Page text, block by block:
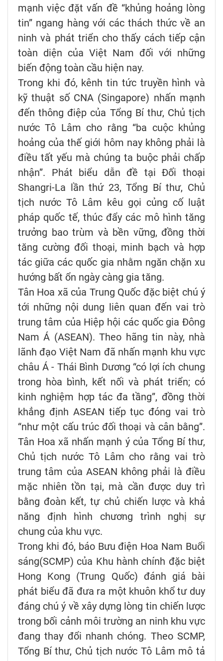
mạnh việc đặt vấn đề “khủng hoảng lòng
tin” ngang hàng với các thách thức về an
ninh và phát triển cho thấy cách tiếp cận
toàn diện của Việt Nam đối với những
biến động toàn cầu hiện nay.
Trong khi đó, kênh tin tức truyền hình và
kỹ thuật số CNA (Singapore) nhấn mạnh
đến thông điệp của Tổng Bí thư, Chủ tịch
nước Tô Lâm cho rằng “ba cuộc khủng
hoảng của thế giới hôm nay không phải là
điều tất yếu mà chúng ta buộc phải chấp
nhận”. Phát biểu dẫn đề tại Đối thoại
Shangri-La lần thứ 23, Tổng Bí thư, Chủ
tịch nước Tô Lâm kêu gọi củng cố luật
pháp quốc tế, thúc đẩy các mô hình tăng
trưởng bao trùm và bền vững, đồng thời
tăng cường đối thoại, minh bạch và hợp
tác giữa các quốc gia nhằm ngăn chặn xu
hướng bất ổn ngày càng gia tăng.
Tân Hoa xã của Trung Quốc đặc biệt chú ý
tới những nội dung liên quan đến vai trò
trung tâm của Hiệp hội các quốc gia Đông
Nam Á (ASEAN). Theo hãng tin này, nhà
lãnh đạo Việt Nam đã nhấn mạnh khu vực
châu Á - Thái Bình Dương “có lợi ích chung
trong hòa bình, kết nối và phát triển; có
kinh nghiệm hợp tác đa tầng”, đồng thời
khẳng định ASEAN tiếp tục đóng vai trò
“như một cấu trúc đối thoại và cân bằng”.
Tân Hoa xã nhấn mạnh ý của Tổng Bí thư,
Chủ tịch nước Tô Lâm cho rằng vai trò
trung tâm của ASEAN không phải là điều
mặc nhiên tồn tại, mà cần được duy trì
bằng đoàn kết, tự chủ chiến lược và khả
năng định hình chương trình nghị sự
chung của khu vực.
Trong khi đó, báo Bưu điện Hoa Nam Buổi
sáng(SCMP) của Khu hành chính đặc biệt
Hong Kong (Trung Quốc) đánh giá bài
phát biểu đã đưa ra một khuôn khổ tư duy
đáng chú ý về xây dựng lòng tin chiến lược
trong bối cảnh môi trường an ninh khu vực
đang thay đổi nhanh chóng. Theo SCMP,
Tổng Bí thư, Chủ tịch nước Tô Lâm mô tả